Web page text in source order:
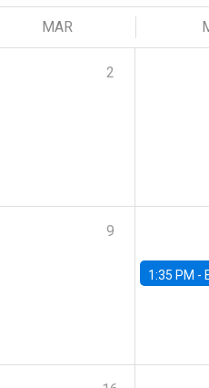
MAR
2
9
1:35 PM -